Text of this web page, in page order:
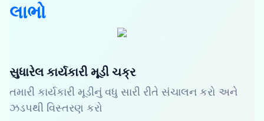
લાભો
સુધારેલ કાર્યકારી મૂડી ચક્ર
તમારી કાર્યકારી મૂડીનું વધુ સારી રીતે સંચાલન કરો અને
ઝડપથી વિસ્તરણ કરો